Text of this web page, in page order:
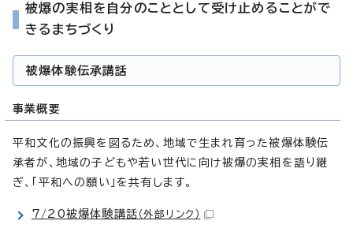
被爆の実相を自分のこととして受け止めることがで
きるまちづくり
被爆体験伝承講話
事業概要
平和文化の振興を図るため、地域で生まれ育った被爆体験伝
承者が、地域の子どもや若い世代に向け被爆の実相を語り継
ぎ、「平和への願い」を共有します。
7/20被爆体験講話 （外部リンク）